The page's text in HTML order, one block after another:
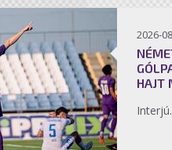
2026-
HAJT
Interjú.